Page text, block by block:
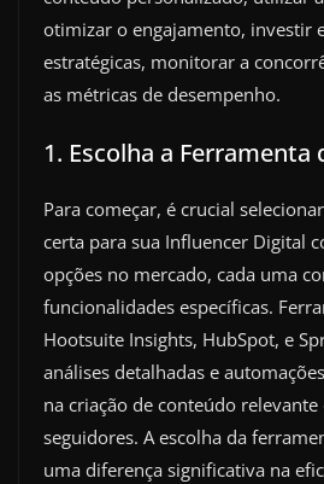
otimizar o engajamento, investir
estratégicas, monitorar a
as métricas de desempenho.
1. Escolha a Ferramenta
Para começar, é crucial
certa para sua Influencer Digital
opções no mercado, cada uma
funcionalidades específicas.
Hootsuite Insights, HubSpot, e
análises detalhadas e
na criação de conteúdo relevante
seguidores. A escolha da
uma diferença significativa na